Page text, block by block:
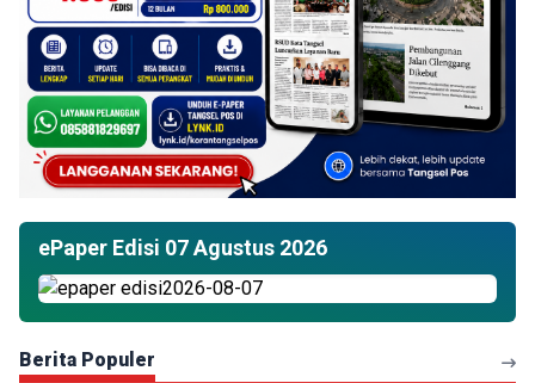
ePaper Edisi 07 Agustus 2026
Berita Populer